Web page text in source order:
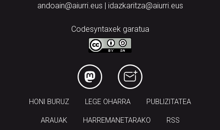
andoain@aiurri.eus | idazkaritza@aiurri.eus
Codesyntaxek garatua
HONI BURUZ LEGE OHARRA PUBLIZITATEA
ARAUAK HARREMANETARAKO RSS